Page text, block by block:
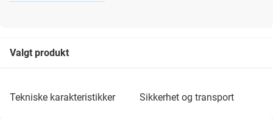
Valgt produkt
tekniske karakteristikker sikkerhet og transport